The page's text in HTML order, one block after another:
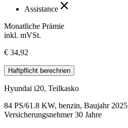
Assistance
Monatliche Prämie
inkl. mVSt.
€ 34,92
Haftpflicht berechnen
Hyundai i20, Teilkasko
84 PS/61.8 KW, benzin, Baujahr
Versicherungsnehmer 30 Jahre